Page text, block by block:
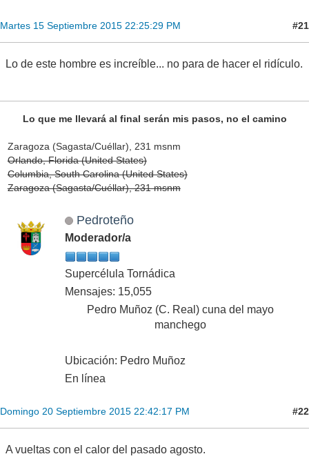
Martes 15 Septiembre 2015 22:25:29 PM #21
Lo de este hombre es increíble... no para de hacer el ridículo.
Lo que me llevará al final serán mis pasos, no el camino
Zaragoza (Sagasta/Cuéllar), 231 msnm
Orlando, Florida (United States)
Columbia, South Carolina (United States)
Zaragoza (Sagasta/Cuéllar), 231 msnm
Pedroteño
Moderador/a
Supercélula Tornádica
Mensajes: 15,055
Pedro Muñoz (C. Real) cuna del mayo
manchego
Ubicación: Pedro Muñoz
En línea
Domingo 20 Septiembre 2015 22:42:17 PM #22
A vueltas con el calor del pasado agosto.